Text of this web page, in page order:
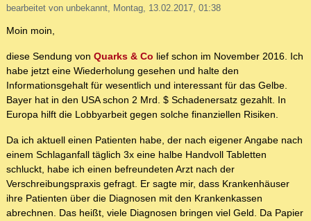
bearbeitet von unbekannt, Montag, 13.02.2017, 01:38
Moin moin,
diese Sendung von Quarks & Co lief schon im November 2016. Ich
habe jetzt eine Wiederholung gesehen und halte den
Informationsgehalt für wesentlich und interessant für das Gelbe.
Bayer hat in den USA schon 2 Mrd. $ Schadenersatz gezahlt. In
Europa hilft die Lobbyarbeit gegen solche finanziellen Risiken.
Da ich aktuell einen Patienten habe, der nach eigener Angabe nach
einem Schlaganfall täglich 3x eine halbe Handvoll Tabletten
schluckt, habe ich einen befreundeten Arzt nach der
Verschreibungspraxis gefragt. Er sagte mir, dass Krankenhäuser
ihre Patienten über die Diagnosen mit den Krankenkassen
abrechnen. Das heißt, viele Diagnosen bringen viel Geld. Da Papier